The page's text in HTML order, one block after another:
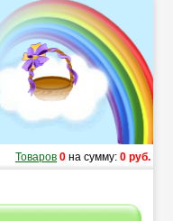
Товаров 0 на сумму: 0 руб.